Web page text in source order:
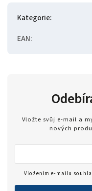
Kategorie:
EAN:
Vložte svůj e-mail a
nových
Vložením e-mailu